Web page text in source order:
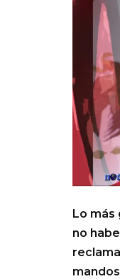
Lo más
no